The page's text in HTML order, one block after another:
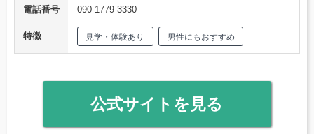
電話番号
090-1779-3330
特徴 見学・体験あり 男性にもおすすめ
公式サイトを見る